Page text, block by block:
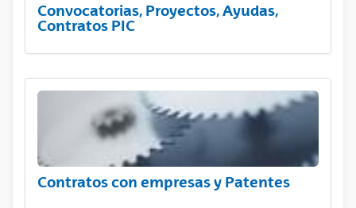
Convocatorias, Proyectos, Ayudas,
Contratos PIC
Contratos con empresas y Patentes